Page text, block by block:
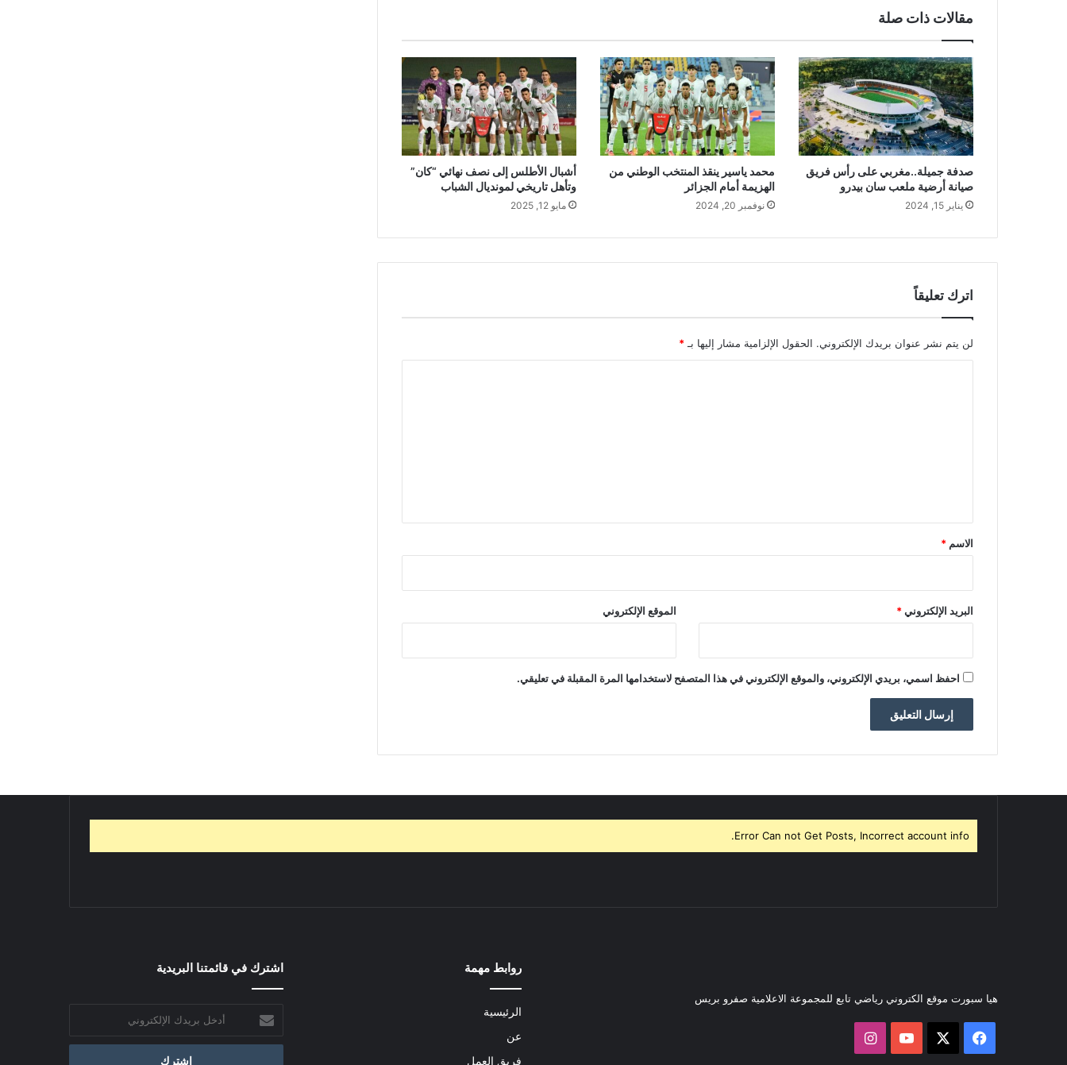
مقالات ذات صلة
صدفة جميلة..مغربي على رأس فريق
صيانة أرضية ملعب سان بيدرو
يناير 15, 2024
محمد ياسير ينقذ المنتخب الوطني من
الهزيمة أمام الجزائر
نوفمبر 20, 2024
أشبال الأطلس إلى نصف نهائي “كان”
وتأهل تاريخي لمونديال الشباب
مايو 12, 2025
اترك تعليقاً
لن يتم نشر عنوان بريدك الإلكتروني. الحقول الإلزامية مشار إليها بـ*
*
الاسم *
البريد الإلكتروني* الموقع الإلكتروني
احفظ اسمي، بريدي الإلكتروني، والموقع الإلكتروني في هذا المتصفح لاستخدامها المرة المقبلة في تعليقي.
Error Can not Get Posts, Incorrect account info.
هيا سبورت موقع الكتروني رياضي تابع للمجموعة الاعلامية صفرو بريس
فيسبوك ‫YouTubeانستقرام
روابط مهمة
الرئيسية
عن
فريق العمل
اشترك في قائمتنا البريدية
بريدك
الإلكتروني